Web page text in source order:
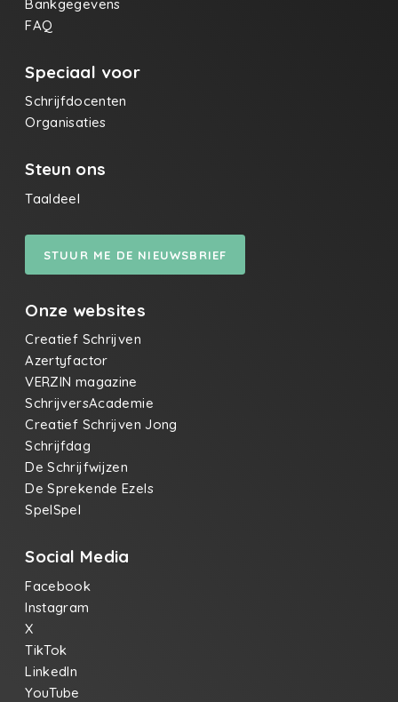
Bankgegevens
FAQ
Speciaal voor
Schrijfdocenten
Organisaties
Steun ons
Taaldeel
STUUR ME DE NIEUWSBRIEF
Onze websites
Creatief Schrijven
Azertyfactor
VERZIN magazine
SchrijversAcademie
Creatief Schrijven Jong
Schrijfdag
De Schrijfwijzen
De Sprekende Ezels
SpelSpel
Social Media
Facebook
Instagram
X
TikTok
LinkedIn
YouTube